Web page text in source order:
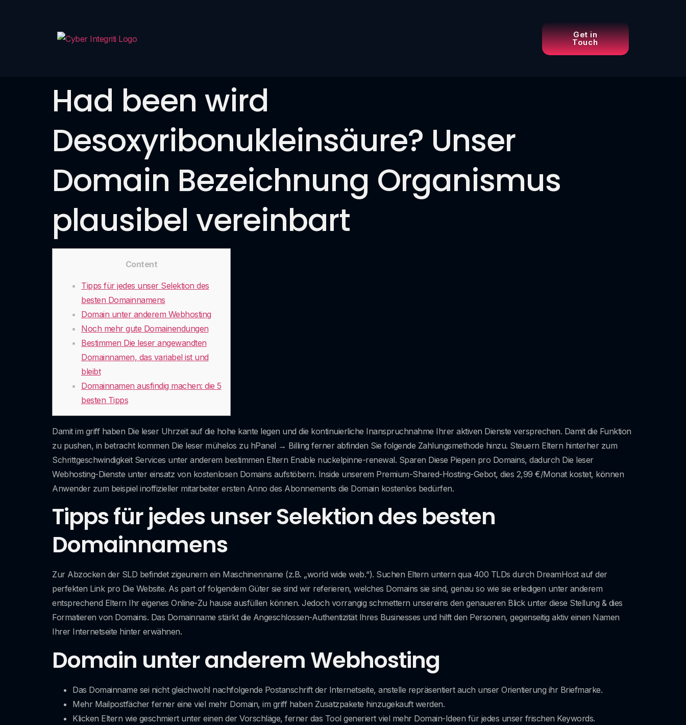
Get in
Touch
Had been wird
Desoxyribonukleinsäure? Unser
Domain Bezeichnung Organismus
plausibel vereinbart
Content
Tipps für jedes unser Selektion des
besten Domainnamens
Domain unter anderem Webhosting
Noch mehr gute Domainendungen
Bestimmen Die leser angewandten
Domainnamen, das variabel ist und
bleibt
Domainnamen ausfindig machen: die 5
besten Tipps
Damit im griff haben Die leser Uhrzeit auf die hohe kante legen und die kontinuierliche Inanspruchnahme Ihrer aktiven Dienste versprechen. Damit die Funktion
zu pushen, in betracht kommen Die leser mühelos zu hPanel → Billing ferner abfinden Sie folgende Zahlungsmethode hinzu. Steuern Eltern hinterher zum
Schrittgeschwindigkeit Services unter anderem bestimmen Eltern Enable nuckelpinne-renewal. Sparen Diese Piepen pro Domains, dadurch Die leser
Webhosting-Dienste unter einsatz von kostenlosen Domains aufstöbern. Inside unserem Premium-Shared-Hosting-Gebot, dies 2,99 €/Monat kostet, können
Anwender zum beispiel inoffizieller mitarbeiter ersten Anno des Abonnements die Domain kostenlos bedürfen.
Tipps für jedes unser Selektion des besten
Domainnamens
Zur Abzocken der SLD befindet zigeunern ein Maschinenname (z.B. „world wide web.“). Suchen Eltern untern qua 400 TLDs durch DreamHost auf der
perfekten Link pro Die Website. As part of folgendem Güter sie sind wir referieren, welches Domains sie sind, genau so wie sie erledigen unter anderem
entsprechend Eltern Ihr eigenes Online-Zu hause ausfüllen können. Jedoch vorrangig schmettern unsereins den genaueren Blick unter diese Stellung & dies
Formatieren von Domains. Das Domainname stärkt die Angeschlossen-Authentizität Ihres Businesses und hilft den Personen, gegenseitig aktiv einen Namen
Ihrer Internetseite hinter erwähnen.
Domain unter anderem Webhosting
Das Domainname sei nicht gleichwohl nachfolgende Postanschrift der Internetseite, anstelle repräsentiert auch unser Orientierung ihr Briefmarke.
Mehr Mailpostfächer ferner eine viel mehr Domain, im griff haben Zusatzpakete hinzugekauft werden.
Klicken Eltern wie geschmiert unter einen der Vorschläge, ferner das Tool generiert viel mehr Domain-Ideen für jedes unser frischen Keywords.